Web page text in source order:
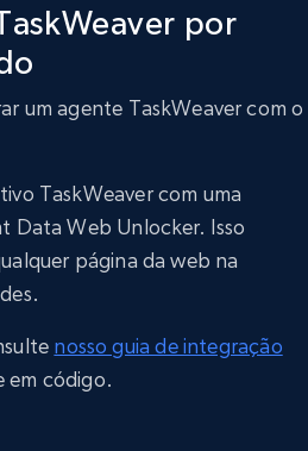
por
um agente TaskWeaver com o
TaskWeaver com uma
Data Web Unlocker. Isso
página da web na
nosso guia de integração
em código.